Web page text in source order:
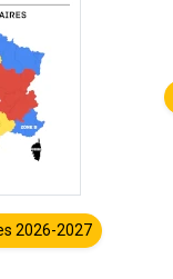
2026-2027